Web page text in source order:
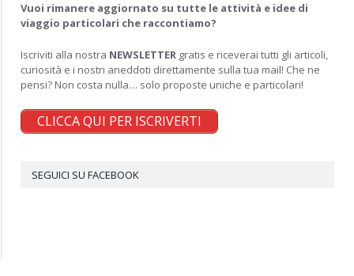
Vuoi rimanere aggiornato su tutte le attività e idee di
viaggio particolari che raccontiamo?
Iscriviti alla nostra NEWSLETTER gratis e riceverai tutti gli articoli,
curiosità e i nostri aneddoti direttamente sulla tua mail! Che ne
pensi? Non costa nulla… solo proposte uniche e particolari!
CLICCA QUI PER ISCRIVERTI
SEGUICI SU FACEBOOK